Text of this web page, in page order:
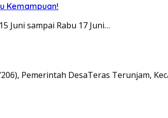
Kemampuan!
Juni sampai Rabu 17 Juni…
206), Pemerintah DesaTeras Terunjam,